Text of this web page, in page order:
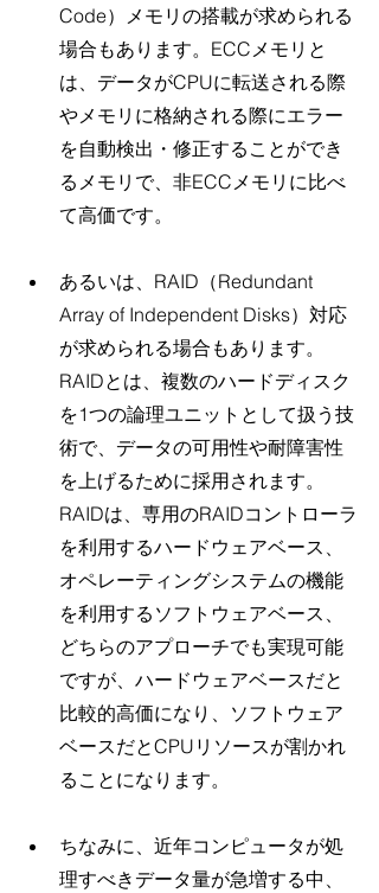
Code）メモリの搭載が求められる
場合もあります。ECCメモリと
は、データがCPUに転送される際
やメモリに格納される際にエラー
を自動検出・修正することができ
るメモリで、非ECCメモリに比べ
て高価です。
あるいは、RAID（Redundant
Array of Independent Disks）対応
が求められる場合もあります。
RAIDとは、複数のハードディスク
を1つの論理ユニットとして扱う技
術で、データの可用性や耐障害性
を上げるために採用されます。
RAIDは、専用のRAIDコントローラ
を利用するハードウェアベース、
オペレーティングシステムの機能
を利用するソフトウェアベース、
どちらのアプローチでも実現可能
ですが、ハードウェアベースだと
比較的高価になり、ソフトウェア
ベースだとCPUリソースが割かれ
ることになります。
ちなみに、近年コンピュータが処
理すべきデータ量が急増する中、